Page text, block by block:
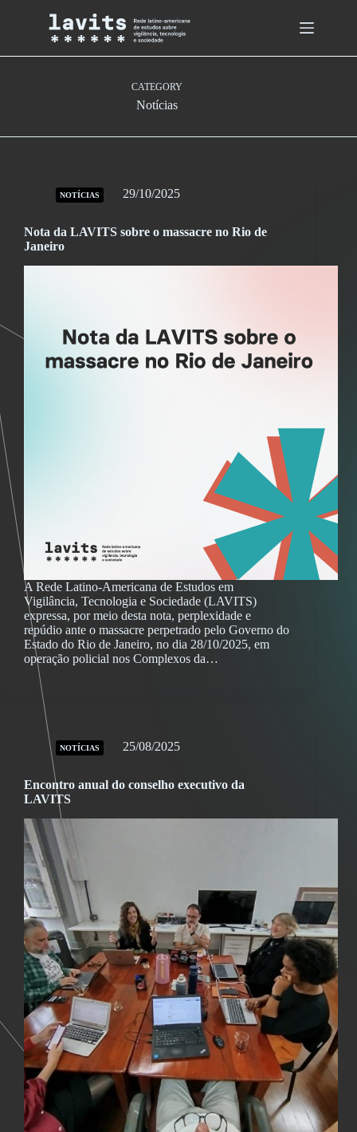
CATEGORY
Notícias
NOTÍCIAS 29/10/2025
Nota da LAVITS sobre o massacre no Rio de
Janeiro
A Rede Latino-Americana de Estudos em
Vigilância, Tecnologia e Sociedade (LAVITS)
expressa, por meio desta nota, perplexidade e
repúdio ante o massacre perpetrado pelo Governo do
Estado do Rio de Janeiro, no dia 28/10/2025, em
operação policial nos Complexos da…
NOTÍCIAS 25/08/2025
Encontro anual do conselho executivo da
LAVITS